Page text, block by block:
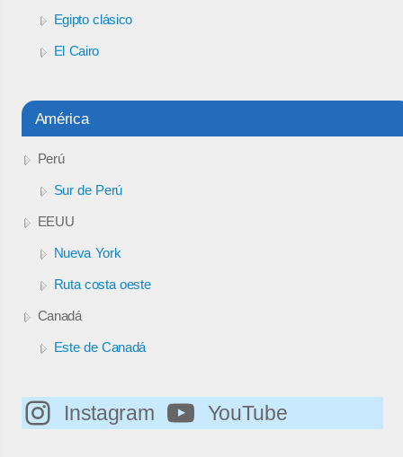
Egipto clásico
El Cairo
América
Perú
Sur de Perú
EEUU
Nueva York
Ruta costa oeste
Canadá
Este de Canadá
Instagram YouTube